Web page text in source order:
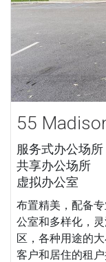
55
服务式办公场所
共享办公场所
虚拟办公室
布置精美，配备
公室和多样化，
区，各种用途的
客户和居住的租